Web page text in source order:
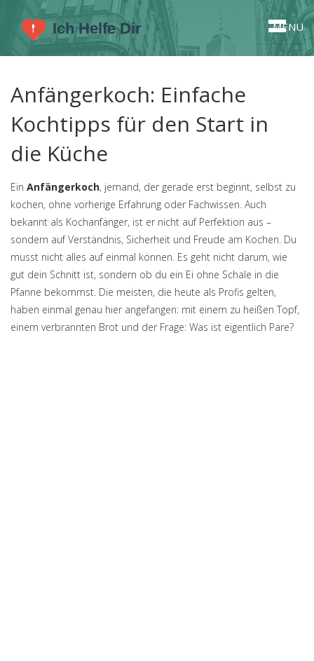
MENU
Anfängerkoch: Einfache
Kochtipps für den Start in
die Küche
Ein Anfängerkoch, jemand, der gerade erst beginnt, selbst zu
kochen, ohne vorherige Erfahrung oder Fachwissen. Auch
bekannt als Kochanfänger, ist er nicht auf Perfektion aus –
sondern auf Verständnis, Sicherheit und Freude am Kochen. Du
musst nicht alles auf einmal können. Es geht nicht darum, wie
gut dein Schnitt ist, sondern ob du ein Ei ohne Schale in die
Pfanne bekommst. Die meisten, die heute als Profis gelten,
haben einmal genau hier angefangen: mit einem zu heißen Topf,
einem verbrannten Brot und der Frage: Was ist eigentlich Pare?